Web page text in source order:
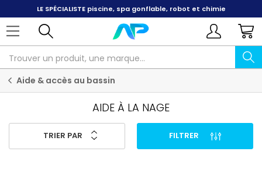
PAYER EN 3X, 4X ET 10X sans frais par carte bancaire
Aide & accès au bassin
AIDE À LA NAGE
TRIER PAR FILTRER